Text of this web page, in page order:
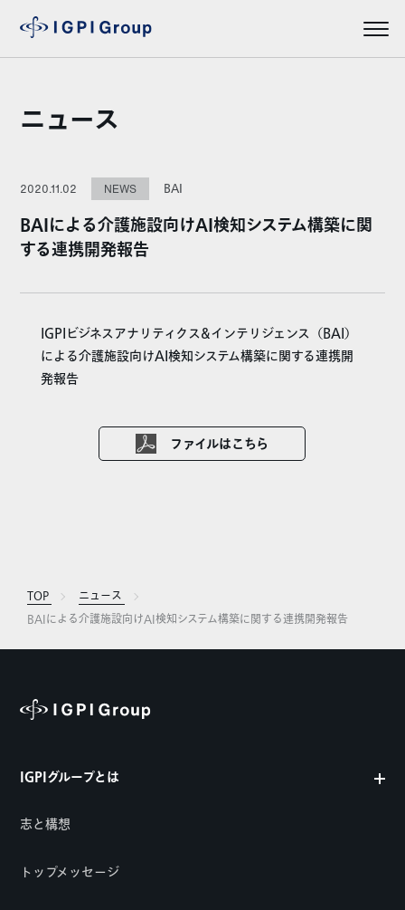
ニュース
2020.11.02 NEWS BAI
BAIによる介護施設向けAI検知システム構築に関
する連携開発報告
IGPIビジネスアナリティクス&インテリジェンス（BAI）
による介護施設向けAI検知システム構築に関する連携開
発報告
ファイルはこちら
TOP
ニュース
BAIによる介護施設向けAI検知システム構築に関する連携開発報告
IGPIグループとは
志と構想
トップメッセージ